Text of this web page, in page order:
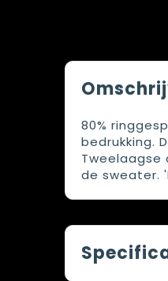
80%
bedrukking.
Tweelaagse
de sweater.